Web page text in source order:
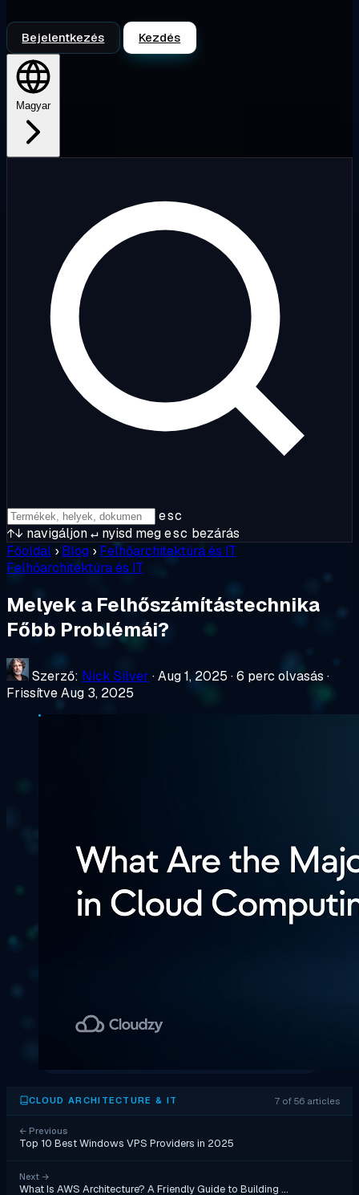
Bejelentkezés Kezdés
Magyar
esc
↑↓ navigáljon↵ nyisd megesc bezárás
Főoldal › Blog › Felhőarchitektúra és IT
Felhőarchitektúra és IT
Melyek a Felhőszámítástechnika
Főbb Problémái?
Szerző: Nick Silver ·Aug 1, 2025 ·6 perc olvasás ·
Frissítve Aug 3, 2025
CLOUD ARCHITECTURE & IT 7 of 56 articles
← Previous
Top 10 Best Windows VPS Providers in 2025
Next →
What Is AWS Architecture? A Friendly Guide to Building …